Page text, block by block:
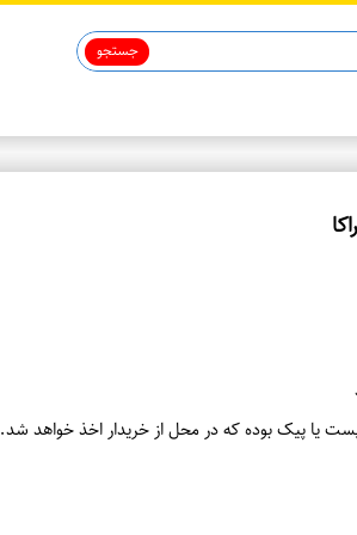
جستجو
و
یا پیک بوده که در محل از خریدار اخذ خواهد شد.